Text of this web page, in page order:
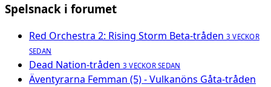
Spelsnack i forumet
Red Orchestra 2: Rising Storm Beta-tråden 3 VECKOR
SEDAN
Dead Nation-tråden 3 VECKOR SEDAN
Äventyrarna Femman (5) - Vulkanöns Gåta-tråden